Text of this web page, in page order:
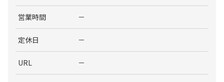
営業時間 －
定休日 －
URL －